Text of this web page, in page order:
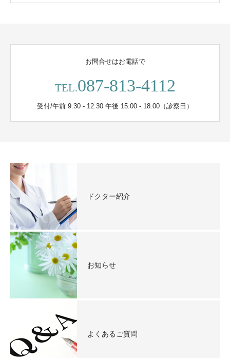
お問合せはお電話で
TEL.087-813-4112
受付/午前 9:30 - 12:30 午後 15:00 - 18:00（診察日）
ドクター紹介
お知らせ
よくあるご質問